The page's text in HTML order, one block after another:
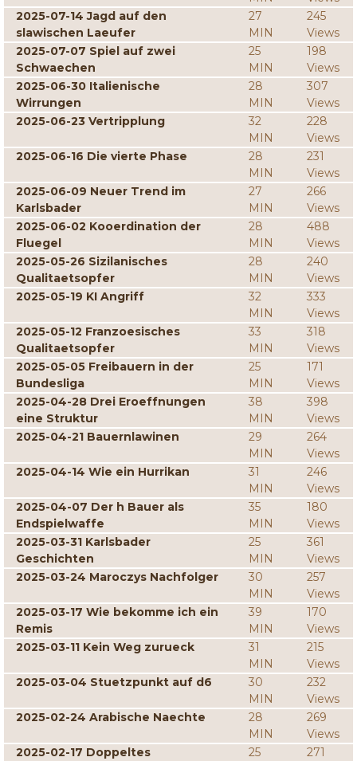
2025-07-14 Jagd auf den
slawischen Laeufer
27
MIN
245
Views
2025-07-07 Spiel auf zwei
Schwaechen
25
MIN
198
Views
2025-06-30 Italienische
Wirrungen
28
MIN
307
Views
2025-06-23 Vertripplung
32
MIN
228
Views
2025-06-16 Die vierte Phase
28
MIN
231
Views
2025-06-09 Neuer Trend im
Karlsbader
27
MIN
266
Views
2025-06-02 Kooerdination der
Fluegel
28
MIN
488
Views
2025-05-26 Sizilanisches
Qualitaetsopfer
28
MIN
240
Views
2025-05-19 KI Angriff
32
MIN
333
Views
2025-05-12 Franzoesisches
Qualitaetsopfer
33
MIN
318
Views
2025-05-05 Freibauern in der
Bundesliga
25
MIN
171
Views
2025-04-28 Drei Eroeffnungen
eine Struktur
38
MIN
398
Views
2025-04-21 Bauernlawinen
29
MIN
264
Views
2025-04-14 Wie ein Hurrikan
31
MIN
246
Views
2025-04-07 Der h Bauer als
Endspielwaffe
35
MIN
180
Views
2025-03-31 Karlsbader
Geschichten
25
MIN
361
Views
2025-03-24 Maroczys Nachfolger
30
MIN
257
Views
2025-03-17 Wie bekomme ich ein
Remis
39
MIN
170
Views
2025-03-11 Kein Weg zurueck
31
MIN
215
Views
2025-03-04 Stuetzpunkt auf d6
30
MIN
232
Views
2025-02-24 Arabische Naechte
28
MIN
269
Views
2025-02-17 Doppeltes
25
271